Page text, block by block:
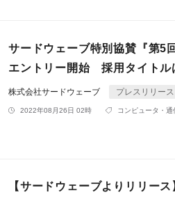
サードウェーブ特別協賛『第5
エントリー開始 採用タイトル
株式会社サードウェーブ プレスリリース
2022年08月26日 02時 コンピュータ・通
【サードウェーブよりリリー